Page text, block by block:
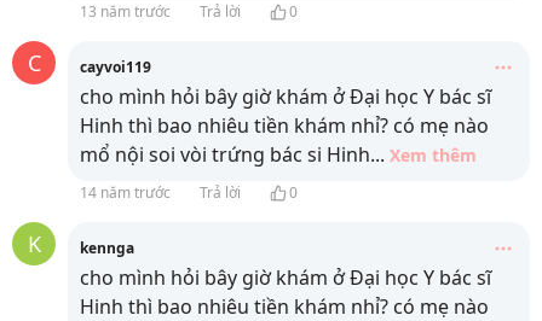
13 năm trước Trả lời 0
C cayvoi119
cho mình hỏi bây giờ khám ở Đại học Y bác sĩ
Hinh thì bao nhiêu tiền khám nhỉ? có mẹ nào
mổ nội soi vòi trứng bác si Hinh... Xem thêm
14 năm trước Trả lời 0
K kennga
cho mình hỏi bây giờ khám ở Đại học Y bác sĩ
Hinh thì bao nhiêu tiền khám nhỉ? có mẹ nào